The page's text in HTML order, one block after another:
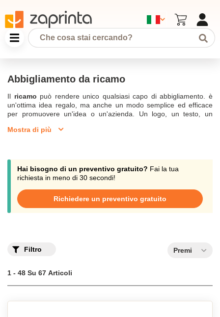
Abbigliamento da ricamo
Il ricamo può rendere unico qualsiasi capo di abbigliamento.è
un'ottima idea regalo, ma anche un modo semplice ed efficace
per promuovere un'idea o un'azienda. Un logo, un testo, un
ricamato, che si tratti di
possibile far ricamare un capo d'abbigliamento. ordinate un capo
d'abbigliamentopersonalizzato, di qualità e all'altezza delle
vostre aspettative; scoprite anche i nostri .
Scoprite le nostre possibilità di ricamo per l'abbigliamento:
magliette, maglioni, berretti, borse, grembiuli, ecc.
Mostra di più
Hai bisogno di un preventivo gratuito? Fai la tua
richiesta in meno di 30 secondi!
Richiedere un preventivo gratuito
Filtro Premi
1 - 48 Su 67 Articoli